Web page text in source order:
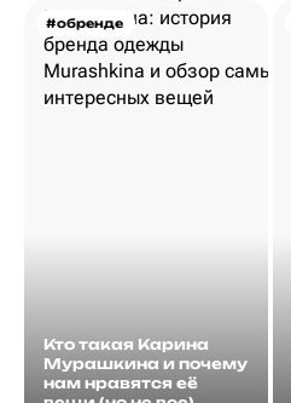
#обренде
Кто такая Карина
Мурашкина и почему
нам нравятся её